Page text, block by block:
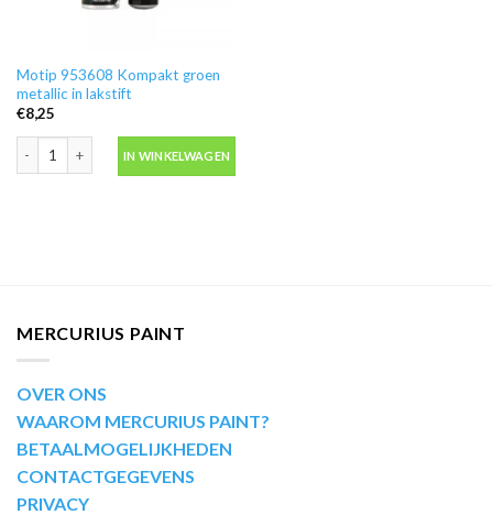
Motip 953608 Kompakt groen
metallic in lakstift
€8,25
IN WINKELWAGEN
MERCURIUS PAINT
OVER ONS
WAAROM MERCURIUS PAINT?
BETAALMOGELIJKHEDEN
CONTACTGEGEVENS
PRIVACY